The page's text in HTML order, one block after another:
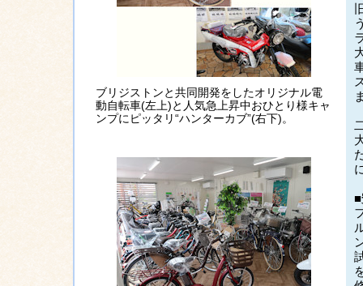
ブリジストンと共同開発をしたオリジナル電
動自転車(左上)と人気急上昇中おひとり様キャ
ンプにピッタリ“ハンターカブ”(右下)。